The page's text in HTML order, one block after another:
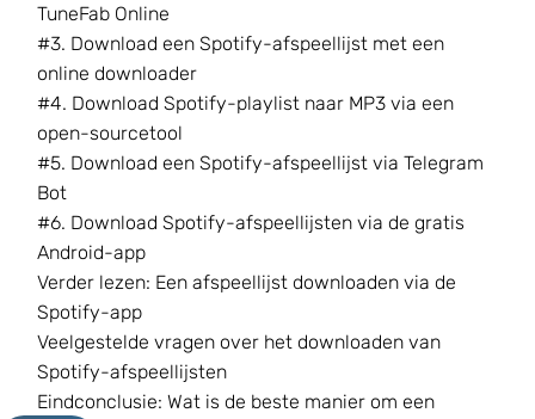
TuneFab Online
#3. Download een Spotify-afspeellijst met een
online downloader
#4. Download Spotify-playlist naar MP3 via een
open-sourcetool
#5. Download een Spotify-afspeellijst via Telegram
Bot
#6. Download Spotify-afspeellijsten via de gratis
Android-app
Verder lezen: Een afspeellijst downloaden via de
Spotify-app
Veelgestelde vragen over het downloaden van
Spotify-afspeellijsten
Eindconclusie: Wat is de beste manier om een